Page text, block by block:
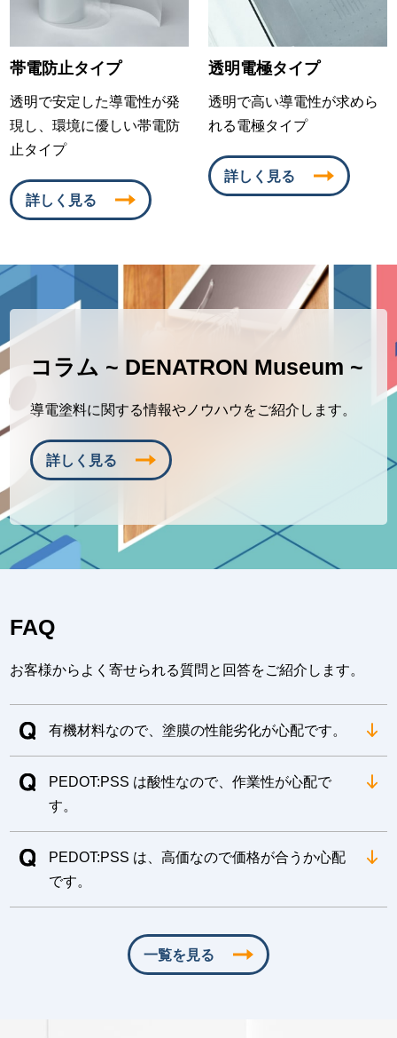
帯電防止タイプ
透明で安定した導電性が発
現し、環境に優しい帯電防
止タイプ
詳しく見る
透明電極タイプ
透明で高い導電性が求めら
れる電極タイプ
詳しく見る
コラム ~ DENATRON Museum ~
導電塗料に関する情報やノウハウをご紹介します。
詳しく見る
FAQ
お客様からよく寄せられる質問と回答をご紹介します。
有機材料なので、塗膜の性能劣化が心配です。
PEDOT:PSS は酸性なので、作業性が心配で
す。
PEDOT:PSS は、高価なので価格が合うか心配
です。
一覧を見る